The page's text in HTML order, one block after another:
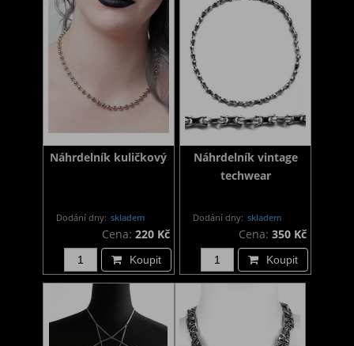
Náhrdelník kuličkový
Dodání dny: skladem
Cena: 220 Kč
Koupit
Náhrdelník vintage
techwear
Dodání dny: skladem
Cena: 350 Kč
Koupit